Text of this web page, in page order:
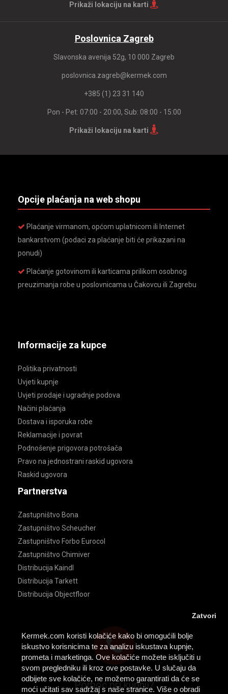
Kermek.com koristi kolačiće kako bi omogućili bolje
iskustvo korisnicima te za analizu iskustava kupnje,
prometa i marketinga. Ove kolačiće možete isključiti u
svom pregledniku ili kroz ove postavke. U slučaju da
odbijete sve kolačiće, ne možemo garantirati da će se
moći učitati sav sadržaj s naše stranice. Više o obradi
Zatvori
Prikaži lokaciju na karti
Poslovnica Zagreb
Slavonska avenija 52g, 10 000 Zagreb
poslovnica.zagreb@kermek.com
+385 (1) 23 31 140
Pon - Pet: 07:00 - 20:00, Sub: 08:00 - 15:00
Prikaži lokaciju na karti
Opcije plaćanja na web shopu
Plaćanje virmanom, općom uplatnicom ili Internet
bankarstvom (podaci za plaćanje biti će prikazani na
ponudi)
Plaćanje gotovinom ili karticama prilikom osobnog
preuzimanja robe u poslovnicama u Čakovcu ili Zagrebu
Informacije za kupce
Politika privatnosti
Uvjeti kupnje
Uvjeti prodaje i ugradnje podova
Načini plaćanja
Dostava i isporuka robe
Reklamacije i povrat
Podnošenje prigovora potrošača
Pravo na jednostrani raskid ugovora
Raskid ugovora
Partnerstva
Zastupništvo Bona
Zastupništvo Scheucher
Zastupništvo Forbo Eurocol
Zastupništvo Chimiver
Distribucija Kaindl
Distribucija Tarkett
Distribucija Objectfloor
Pomoć pri kupnji?